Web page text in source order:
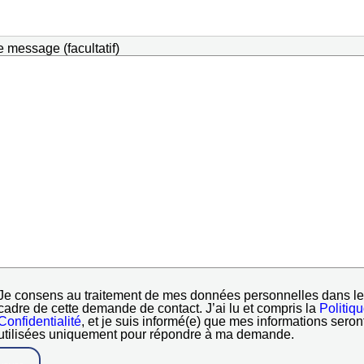
message (facultatif)
consens au traitement de mes données personnelles dans le
de cette demande de contact. J’ai lu et compris la
, et je suis informé(e) que mes informations
uniquement pour répondre à ma demande.